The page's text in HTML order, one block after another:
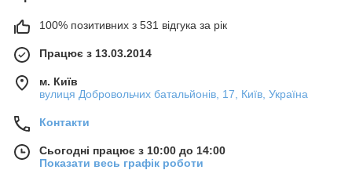
100% позитивних з 531 відгука за рік
Працює з 13.03.2014
м. Київ
вулиця Добровольчих батальйонів, 17, Київ, Україна
Контакти
Сьогодні працює з 10:00 до 14:00
Показати весь графік роботи